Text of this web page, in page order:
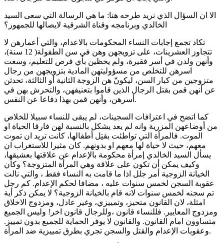
الا ان السؤال الذي نريد طرحه هنا: ما هي الرسالة التي سعى السيد
الخالدي وبرنامجه وقناة الشرقية لايصالها للجمهور؟
تكاد تجمع إجابات النساء المحكومات بالاعدام، والتي أعمارهن لا
تتجاوز العشرينات، على تزويجهن وهن في سن الطفولة( 12 سنة)،
وأنهن ولدن في أسر فقيرة، ولم يحظين بأي فرص للتعليم، وسعت
اسرهن للتخلص من مسؤوليتهن المادية بتزويجهن من رجال
متزوجين من كبار السن، ليكونّ هن الزوجة الثانية أو الثالثة، تحدثن
عن أنهن قمن بقتل الرجال الذين قاموا بتعنيفهن، والتحرش بهن في
أسرهن، وأنهن قمن بهذا دفاعا عن النفس.
كما اتضح في اعترافات السجينات، لم يبقى للنساء سبيلا للخلاص
من أوضاعهن المزرية وانه لم يعد يشكل بالنسبة لهن فارقا الحياة او
الموت. فالمرأة التي تواطئت بقتِل أطفالها، كانت تريد ان تموت
معهم، حيث لا حياة لها معهم او بدونهم. كان مثيرا للاستغراب ان
يسأل السيد الخالدي إمرأة محكومة بالإعدام عن علاقتها بعشيقها،
وكيف يمكن أن تكون على علاقة وهي المرأة المتزوجة؟ وكأن
الخيانة الزوجية أمر جلل اذا ما قامت به النساء فقط ، والتي نالت
عقوبة السجن لخمس سنوات عليه ، مضافا لحكم الإعدام. كم رجل
تم سجنه لخمس سنوات لانه قام بالخيانة الزوجية؟ لا يمكن ذكر أية
امثلة، لان القانون متحيز، وتمييزي، وغير عادل، ومزدوج الاخلاق
ومزدوج المعايير. فللنساء قانون ،وللرجال قانون اخر! وليس الجميع
متساوون امام القانون. والقانون لا يوفر الحماية للجميع بدون تمييز.
وعقوبات الإعدام والقتل والسجن تجري بطرق تمييزية ضد المرأة.